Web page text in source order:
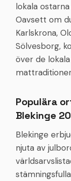
lokala
Oavsett om
Karlskrona,
Sölvesborg,
över de
Populära
Blekinge
Blekinge
njuta av